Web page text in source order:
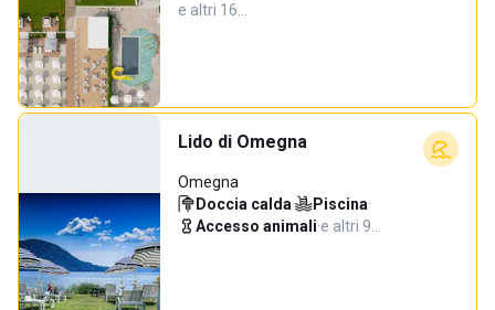
e altri 16…
Lido di Omegna
Omegna
Doccia calda· Piscina·
Accesso animali·e altri 9…